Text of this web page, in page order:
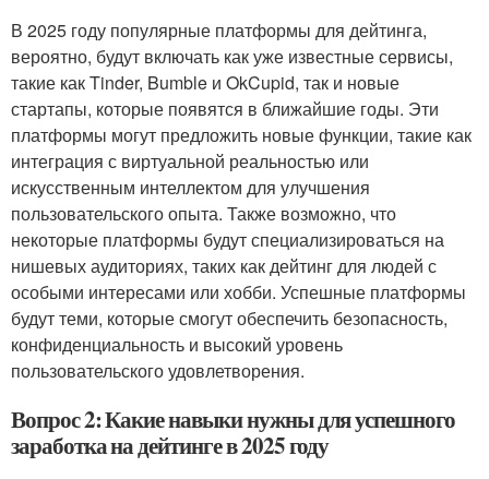
В 2025 году популярные платформы для дейтинга,
вероятно, будут включать как уже известные сервисы,
такие как Tinder, Bumble и OkCupid, так и новые
стартапы, которые появятся в ближайшие годы. Эти
платформы могут предложить новые функции, такие как
интеграция с виртуальной реальностью или
искусственным интеллектом для улучшения
пользовательского опыта. Также возможно, что
некоторые платформы будут специализироваться на
нишевых аудиториях, таких как дейтинг для людей с
особыми интересами или хобби. Успешные платформы
будут теми, которые смогут обеспечить безопасность,
конфиденциальность и высокий уровень
пользовательского удовлетворения.
Вопрос 2: Какие навыки нужны для успешного
заработка на дейтинге в 2025 году